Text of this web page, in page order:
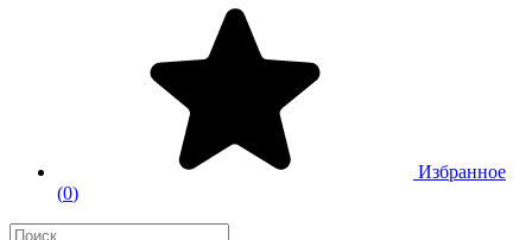
Избранное
(0)